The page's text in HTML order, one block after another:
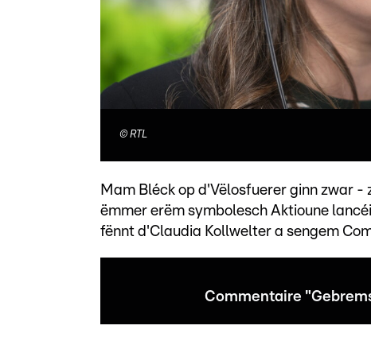
© RTL
Mam Bléck op d'Vëlosfuerer ginn zwar
ëmmer erëm symbolesch Aktioune
fënnt d'Claudia Kollwelter a sengem
Commentaire